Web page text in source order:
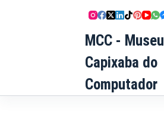
MCC - Museu
Capixaba do
Computador